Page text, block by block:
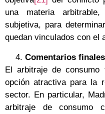
una materia
subjetiva, para
quedan vinculados con el
Comentarios finales
El arbitraje de
opción atractiva para la
sector. En particular,
arbitraje de consumo